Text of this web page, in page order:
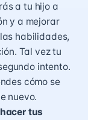
a tu hijo a
y a mejorar
habilidades,
Tal vez tu
intento.
cómo se
nuevo.
tus